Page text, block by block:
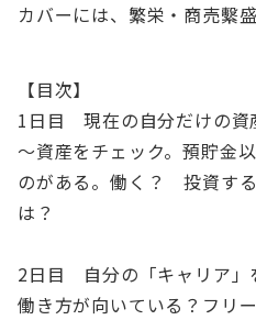
カバーには、繁栄・商売繫
【目次】
1日目 現在の自分だけの
～資産をチェック。預貯金
のがある。働く？ 投資す
は？
2日目 自分の「キャリア
働き方が向いている？フリ